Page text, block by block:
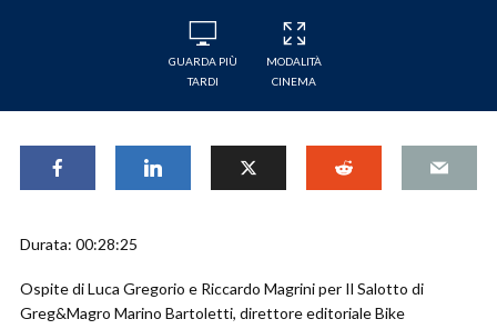
GUARDA PIÙ
TARDI
MODALITÀ
CINEMA
Durata: 00:28:25
Ospite di Luca Gregorio e Riccardo Magrini per Il Salotto di
Greg&Magro Marino Bartoletti, direttore editoriale Bike